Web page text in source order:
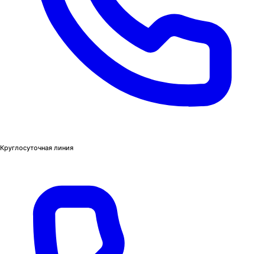
Круглосуточная линия